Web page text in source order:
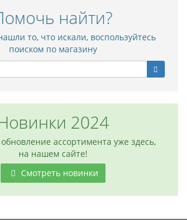
найти?
то, что искали, воспользуйтесь
поиском по магазину
2024
ассортимента уже здесь,
на нашем сайте!
Смотреть новинки